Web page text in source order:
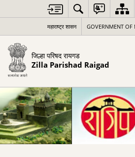
महाराष्ट्र शासन GOVERNMENT OF
जिल्हा परिषद रायगड
Zilla Parishad Raigad